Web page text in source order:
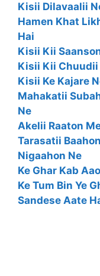
Kisii Dilavaalii
Hamen Khat
Hai
Kisii Kii
Kisii Kii Chuudii
Kisii Ke Kajare
Mahakatii
Ne
Akelii Raaton
Tarasatii
Nigaahon Ne
Ke Ghar Kab
Ke Tum Bin Ye
Sandese Aate